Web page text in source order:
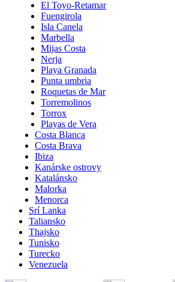
El Toyo-Retamar
Fuengirola
Isla Canela
Marbella
Mijas Costa
Nerja
Playa Granada
Punta umbria
Roquetas de Mar
Torremolinos
Torrox
Playas de Vera
Costa Blanca
Costa Brava
Ibiza
Kanárske ostrovy
Katalánsko
Malorka
Menorca
Srí Lanka
Taliansko
Thajsko
Tunisko
Turecko
Venezuela